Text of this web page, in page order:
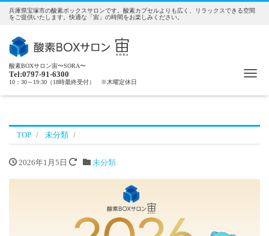
兵庫県宝塚市の酸素ボックスサロンです。酸素カプセルよりも広く、リラックスできる空間
をご提供いたします。快適な「宙」の時間をお楽しみください。
酸素BOXサロン宙〜SORA〜
Tel:0797-91-6300
10：30～19:30（18時最終受付） ※木曜定休日
TOP 未分類
2026年1月5日 未分類